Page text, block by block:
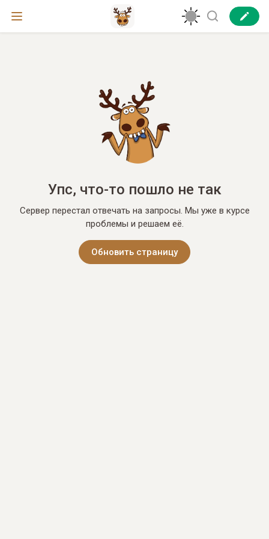
Упс, что-то пошло не так
Сервер перестал отвечать на запросы. Мы уже в курсе
проблемы и решаем её.
Обновить страницу